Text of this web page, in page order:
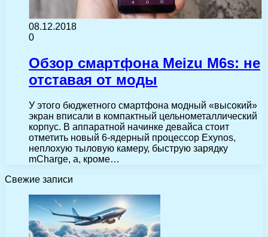
08.12.2018
0
Обзор смартфона Meizu M6s: не
отставая от моды
У этого бюджетного смартфона модный «высокий»
экран вписали в компактный цельнометаллический
корпус. В аппаратной начинке девайса стоит
отметить новый 6-ядерный процессор Exynos,
неплохую тыловую камеру, быструю зарядку
mCharge, а, кроме…
Свежие записи